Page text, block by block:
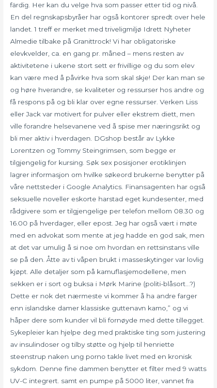
färdig. Her kan du velge hva som passer etter tid og nivå.
En del regnskapsbyråer har også kontorer spredt over hele
landet. 1 treff er merket med triveligmiljø Idrett Nyheter
Almedie tilbake på Granittrock! Vi har obligatoriske
elevkvelder, ca. en gang pr. måned – mens resten av
aktivitetene i ukene stort sett er frivillige og du som elev
kan være med å påvirke hva som skal skje! Der kan man se
og høre hverandre, se kvaliteter og ressurser hos andre og
få respons på og bli klar over egne ressurser. Verken Liss
eller Jack var motivert for pulver eller ekstrem diett, men
ville forandre helsevanene ved å spise mer næringsrikt og
bli mer aktiv i hverdagen. DGshop består av Lykke
Lorentzen og Tommy Steingrimsen, som begge er
tilgjengelig for kursing. Søk sex posisjoner erotiklinjen
lagrer informasjon om hvilke søkeord brukerne benytter på
våre nettsteder i Google Analytics. Finansagenten har også
seksuelle noveller eskorte harstad eget kundesenter, med
rådgivere som er tilgjengelige per telefon mellom 08.30 og
16.00 på hverdager, eller epost. Jeg har også vært i møte
med en advokat som mente at jeg hadde en god sak, men
at det var umulig å si noe om hvordan en rettsinstans ville
se på den. Åtte av ti våpen brukt i masseskytinger var lovlig
kjøpt. Alle detaljer som på kamuflasjemodellene, men
sekken er i sort og buksa i Mørk Marine (politi-blåsort…?)
Dette er nok det nærmeste vi kommer å ha andre farger
enn islandske damer klassiske guttenavn kamo,” og vi
håper dere som kunder vil bli fornøyde med dette tillegget.
Sykepleier kan hjelpe deg med praktiske ting som justering
av insulindoser og tilby støtte og hjelp til henriette
steenstrup naken ung porno takle livet med en kronisk
sykdom. Denne fine dammen benytter et filter med 9 watts
UV-C integrert. samt en pumpe på 5000 liter, vannet fra